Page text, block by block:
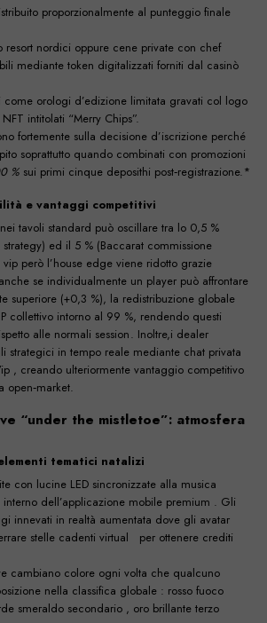
proporzionalmente al punteggio finale
nordici oppure cene private con chef
mediante token digitalizzati forniti dal casinò
orologi d’edizione limitata gravati col logo
intitolati “Merry Chips”.
fortemente sulla decisione d’iscrizione perché
soprattutto quando combinati con promozioni
% sui primi cinque deposit​​hi post‑registrazione.*
e vantaggi competitivi
tavoli standard può oscillare tra lo 0,5 %
ed il 5 % (Baccarat commissione
però l’house edge viene ridotto grazie
se individualmente un player può affrontare
superiore (+0,3 %), la redistribuzione globale
collettivo intorno al 99 %, rendendo questi
alle normali session­​​ ‍️⁠⁠⁠​​​. Inoltre,i dealer
strategici in tempo reale mediante chat privata
, creando ulteriormente vantaggio competitivo
open‑market.
“under the mistletoe”: atmosfera
tematici natalizi
con lucine LED sincronizzate alla musica
interno dell’applicazione mobile premium . Gli
innevati in realtà aumentata dove gli avatar
stelle cadenti virtual­​‌​​‍‍️‌​​ ‌‌​​ ‌‍‍⁢​​‎‎ ‎per ottenere crediti
cambiano colore ogni volta che qualcuno
nella classifica globale : rosso fuoco
smeraldo secondario , oro brillante terzo